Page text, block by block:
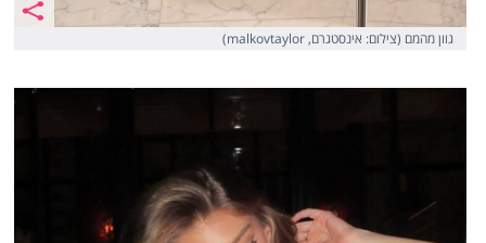
גוון מהמם (צילום: אינסטגרם, malkovtaylor)